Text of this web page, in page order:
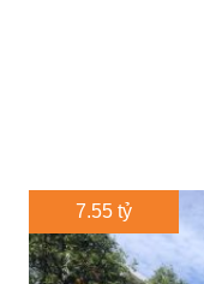
7.55 tỷ